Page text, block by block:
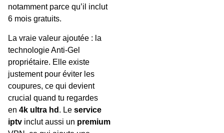
notamment parce qu’il inclut
6 mois gratuits.
La vraie valeur ajoutée : la
technologie Anti-Gel
propriétaire. Elle existe
justement pour éviter les
coupures, ce qui devient
crucial quand tu regardes
en 4k ultra hd . Le service
iptv inclut aussi un premium